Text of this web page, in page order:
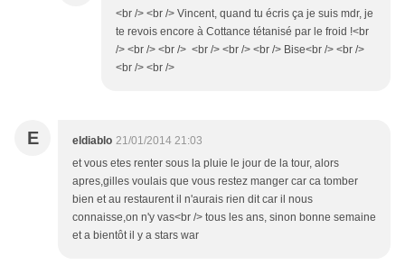
<br /> <br /> Vincent, quand tu écris ça je suis mdr, je
te revois encore à Cottance tétanisé par le froid !<br
/> <br /> <br /> <br /> <br /> <br /> Bise<br /> <br />
<br /> <br />
E eldiablo 21/01/2014 21:03
et vous etes renter sous la pluie le jour de la tour, alors
apres,gilles voulais que vous restez manger car ca tomber
bien et au restaurent il n'aurais rien dit car il nous
connaisse,on n'y vas<br /> tous les ans, sinon bonne semaine
et a bientôt il y a stars war